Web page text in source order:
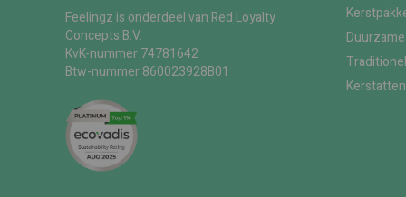
Feelingz is onderdeel van Red Loyalty
Concepts B.V.
KvK-nummer 74781642
Btw-nummer 860023928B01